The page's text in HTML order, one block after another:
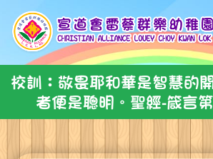
校訓：敬畏耶和華是智慧的
者便是聰明。聖經-箴言